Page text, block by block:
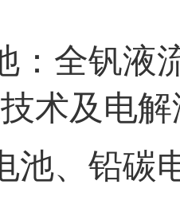
：全钒液
术及电
池、铅碳